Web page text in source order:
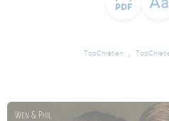
TopChrétien